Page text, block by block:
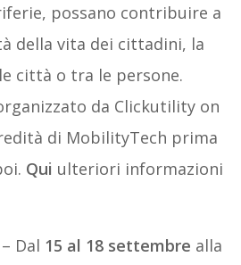
possano contribuire a
della vita dei cittadini, la
città o tra le persone.
da Clickutility on
di MobilityTech prima
Qui ulteriori informazioni
– Dal 15 al 18 settembre alla